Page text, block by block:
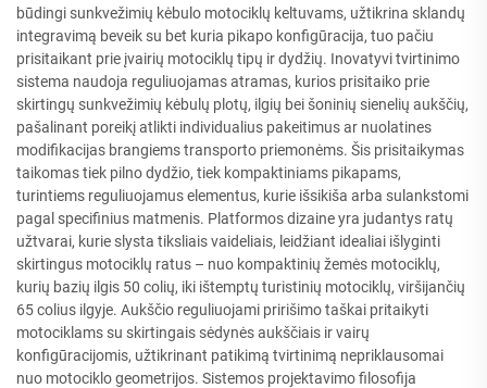
būdingi sunkvežimių kėbulo motociklų keltuvams, užtikrina sklandų
integravimą beveik su bet kuria pikapo konfigūracija, tuo pačiu
prisitaikant prie įvairių motociklų tipų ir dydžių. Inovatyvi tvirtinimo
sistema naudoja reguliuojamas atramas, kurios prisitaiko prie
skirtingų sunkvežimių kėbulų plotų, ilgių bei šoninių sienelių aukščių,
pašalinant poreikį atlikti individualius pakeitimus ar nuolatines
modifikacijas brangiems transporto priemonėms. Šis prisitaikymas
taikomas tiek pilno dydžio, tiek kompaktiniams pikapams,
turintiems reguliuojamus elementus, kurie išsikiša arba sulankstomi
pagal specifinius matmenis. Platformos dizaine yra judantys ratų
užtvarai, kurie slysta tiksliais vaideliais, leidžiant idealiai išlyginti
skirtingus motociklų ratus – nuo kompaktinių žemės motociklų,
kurių bazių ilgis 50 colių, iki ištemptų turistinių motociklų, viršijančių
65 colius ilgyje. Aukščio reguliuojami pririšimo taškai pritaikyti
motociklams su skirtingais sėdynės aukščiais ir vairų
konfigūracijomis, užtikrinant patikimą tvirtinimą nepriklausomai
nuo motociklo geometrijos. Sistemos projektavimo filosofija